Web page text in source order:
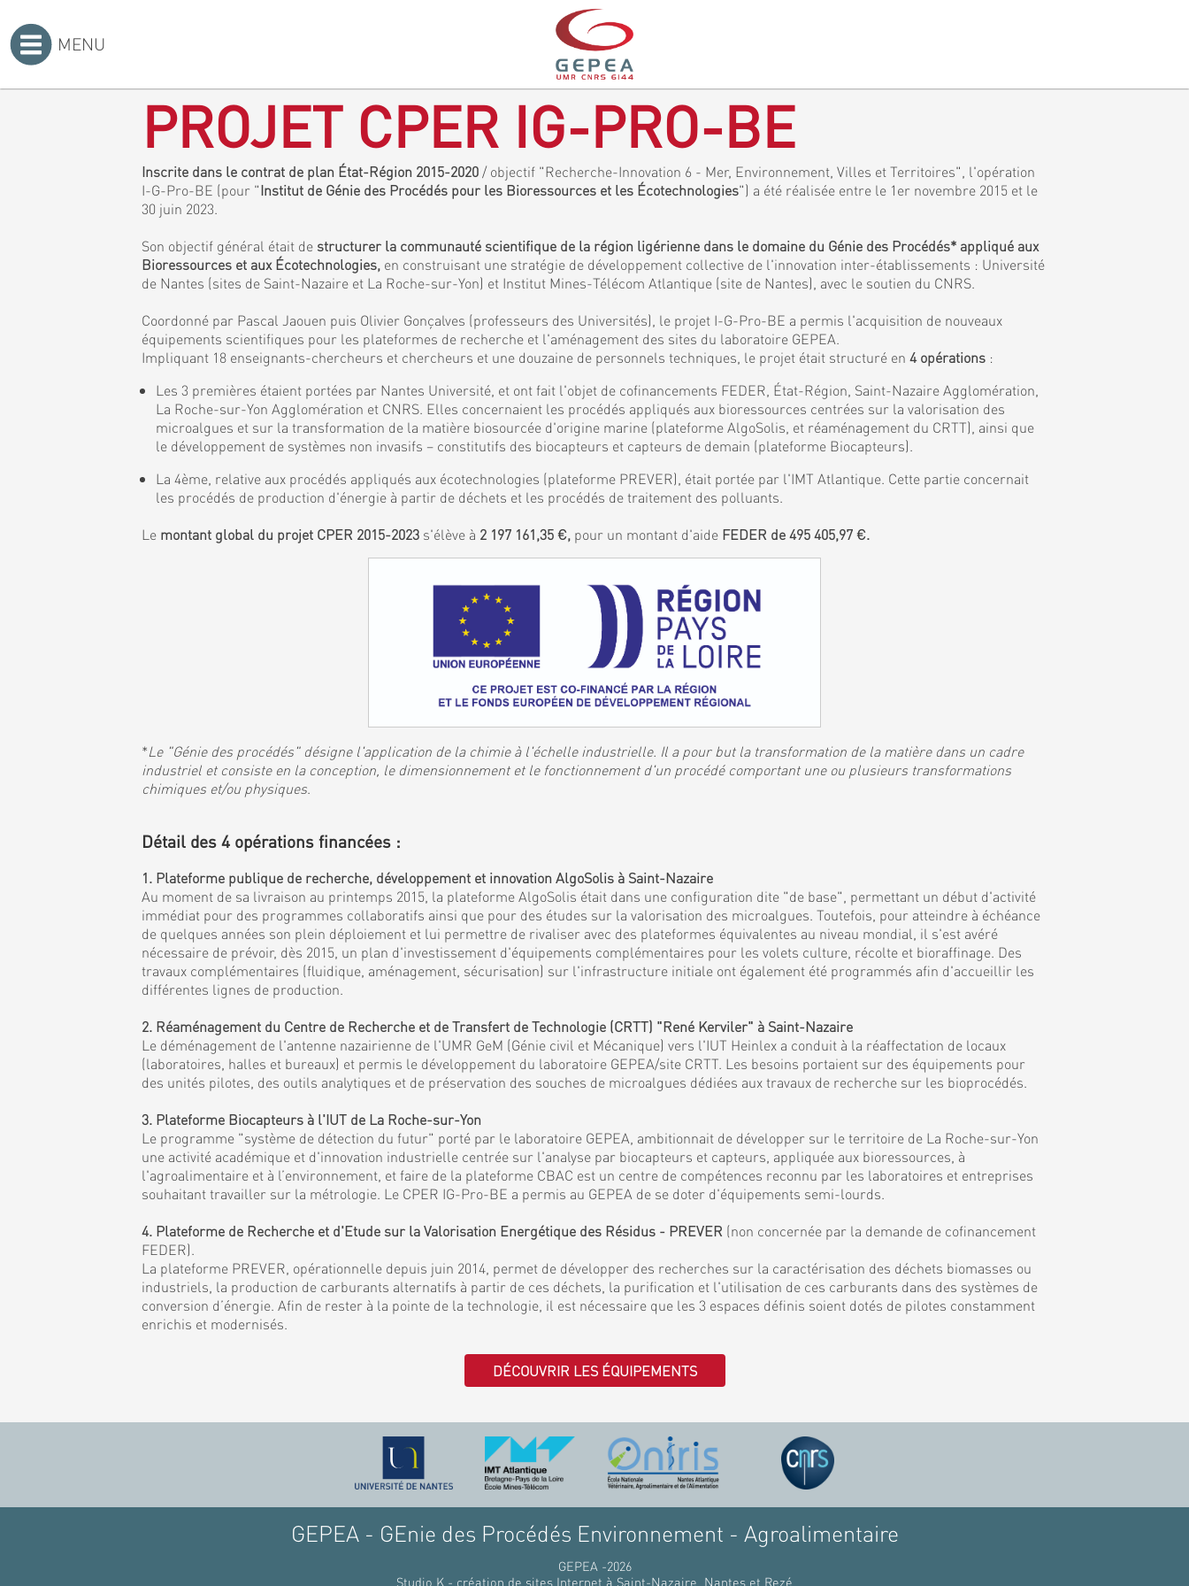
MENU
PROJET CPER IG-PRO-BE
Inscrite dans le contrat de plan État-Région 2015-2020 / objectif "Recherche-Innovation 6 - Mer, Environnement, Villes et Territoires", l'opération
I-G-Pro-BE (pour "Institut de Génie des Procédés pour les Bioressources et les Écotechnologies") a été réalisée entre le 1er novembre 2015 et le
30 juin 2023.
Son objectif général était de structurer la communauté scientifique de la région ligérienne dans le domaine du Génie des Procédés* appliqué aux
Bioressources et aux Écotechnologies, en construisant une stratégie de développement collective de l'innovation inter-établissements : Université
de Nantes (sites de Saint-Nazaire et La Roche-sur-Yon) et Institut Mines-Télécom Atlantique (site de Nantes), avec le soutien du CNRS.
Coordonné par Pascal Jaouen puis Olivier Gonçalves (professeurs des Universités), le projet I-G-Pro-BE a permis l'acquisition de nouveaux
équipements scientifiques pour les plateformes de recherche et l'aménagement des sites du laboratoire GEPEA.
Impliquant 18 enseignants-chercheurs et chercheurs et une douzaine de personnels techniques, le projet était structuré en 4 opérations :
Les 3 premières étaient portées par Nantes Université, et ont fait l'objet de cofinancements FEDER, État-Région, Saint-Nazaire Agglomération,
La Roche-sur-Yon Agglomération et CNRS. Elles concernaient les procédés appliqués aux bioressources centrées sur la valorisation des
microalgues et sur la transformation de la matière biosourcée d'origine marine (plateforme AlgoSolis, et réaménagement du CRTT), ainsi que
le développement de systèmes non invasifs – constitutifs des biocapteurs et capteurs de demain (plateforme Biocapteurs).
La 4ème, relative aux procédés appliqués aux écotechnologies (plateforme PREVER), était portée par l'IMT Atlantique. Cette partie concernait
les procédés de production d'énergie à partir de déchets et les procédés de traitement des polluants.
Le montant global du projet CPER 2015-2023 s'élève à 2 197 161,35 €, pour un montant d'aide FEDER de 495 405,97 €.
*Le "Génie des procédés" désigne l'application de la chimie à l'échelle industrielle. Il a pour but la transformation de la matière dans un cadre
industriel et consiste en la conception, le dimensionnement et le fonctionnement d'un procédé comportant une ou plusieurs transformations
chimiques et/ou physiques.
Détail des 4 opérations financées :
1. Plateforme publique de recherche, développement et innovation AlgoSolis à Saint-Nazaire
Au moment de sa livraison au printemps 2015, la plateforme AlgoSolis était dans une configuration dite "de base", permettant un début d'activité
immédiat pour des programmes collaboratifs ainsi que pour des études sur la valorisation des microalgues. Toutefois, pour atteindre à échéance
de quelques années son plein déploiement et lui permettre de rivaliser avec des plateformes équivalentes au niveau mondial, il s'est avéré
nécessaire de prévoir, dès 2015, un plan d'investissement d'équipements complémentaires pour les volets culture, récolte et bioraffinage. Des
travaux complémentaires (fluidique, aménagement, sécurisation) sur l'infrastructure initiale ont également été programmés afin d'accueillir les
différentes lignes de production.
2. Réaménagement du Centre de Recherche et de Transfert de Technologie (CRTT) "René Kerviler" à Saint-Nazaire
Le déménagement de l'antenne nazairienne de l'UMR GeM (Génie civil et Mécanique) vers l'IUT Heinlex a conduit à la réaffectation de locaux
(laboratoires, halles et bureaux) et permis le développement du laboratoire GEPEA/site CRTT. Les besoins portaient sur des équipements pour
des unités pilotes, des outils analytiques et de préservation des souches de microalgues dédiées aux travaux de recherche sur les bioprocédés.
3. Plateforme Biocapteurs à l'IUT de La Roche-sur-Yon
Le programme "système de détection du futur" porté par le laboratoire GEPEA, ambitionnait de développer sur le territoire de La Roche-sur-Yon
une activité académique et d'innovation industrielle centrée sur l'analyse par biocapteurs et capteurs, appliquée aux bioressources, à
l'agroalimentaire et à l’environnement, et faire de la plateforme CBAC est un centre de compétences reconnu par les laboratoires et entreprises
souhaitant travailler sur la métrologie. Le CPER IG-Pro-BE a permis au GEPEA de se doter d'équipements semi-lourds.
4. Plateforme de Recherche et d'Etude sur la Valorisation Energétique des Résidus - PREVER (non concernée par la demande de cofinancement
FEDER).
La plateforme PREVER, opérationnelle depuis juin 2014, permet de développer des recherches sur la caractérisation des déchets biomasses ou
industriels, la production de carburants alternatifs à partir de ces déchets, la purification et l'utilisation de ces carburants dans des systèmes de
conversion d’énergie. Afin de rester à la pointe de la technologie, il est nécessaire que les 3 espaces définis soient dotés de pilotes constamment
enrichis et modernisés.
DÉCOUVRIR LES ÉQUIPEMENTS
GEPEA - GEnie des Procédés Environnement - Agroalimentaire
GEPEA -2026
Studio K - création de sites Internet à Saint-Nazaire, Nantes et Rezé